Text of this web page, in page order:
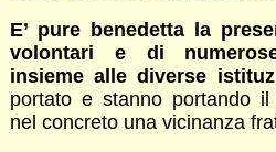
E’ pure benedetta la
volontari e di
insieme alle diverse
portato e stanno portando
nel concreto una vicinanza